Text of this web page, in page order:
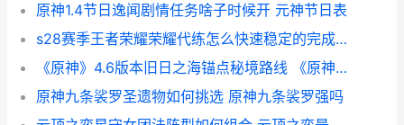
原神1.4节日逸闻剧情任务啥子时候开 元神节日表
s28赛季王者荣耀荣耀代练怎么快速稳定的完成代打订单呢 王者荣耀赛季s20
《原神》4.6版本旧日之海锚点秘境路线 《原神》4.6版本任务攻略
原神九条裟罗圣遗物如何挑选 原神九条裟罗强吗